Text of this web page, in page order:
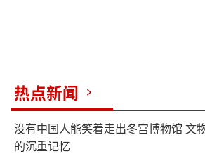
技进步和创新，为人类带来
战。期待全球科技进步和创
美好的未来。
热点新闻
没有中国人能笑着走出冬宫博物馆 文
的沉重记忆